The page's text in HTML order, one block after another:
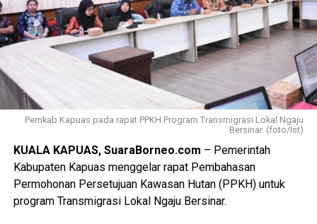
Pemkab Kapuas pada rapat PPKH Program Transmigrasi Lokal Ngaju
Bersinar. (foto/Ist)
KUALA KAPUAS, SuaraBorneo.com – Pemerintah
Kabupaten Kapuas menggelar rapat Pembahasan
Permohonan Persetujuan Kawasan Hutan (PPKH) untuk
program Transmigrasi Lokal Ngaju Bersinar.